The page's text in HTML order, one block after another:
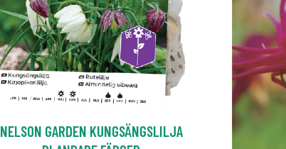
NELSON GARDEN KUNGSÄNGSLILJA